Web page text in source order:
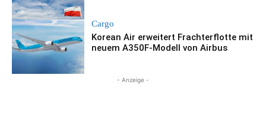
Cargo
Korean Air erweitert Frachterflotte mit
neuem A350F-Modell von Airbus
- Anzeige -